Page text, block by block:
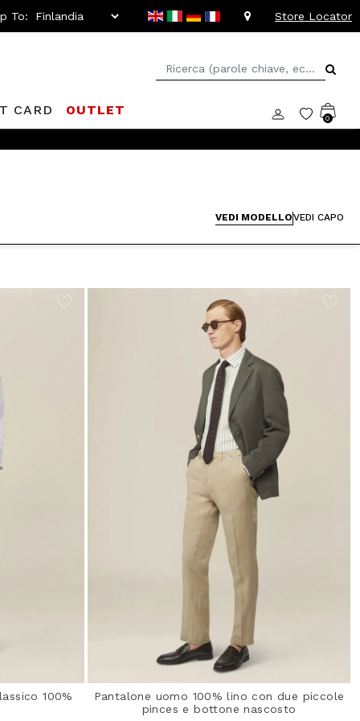
To: Store Locator
CARD OUTLET
0
VEDI MODELLOVEDI CAPO
100%
Pantalone uomo 100% lino con due piccole
pinces e bottone nascosto